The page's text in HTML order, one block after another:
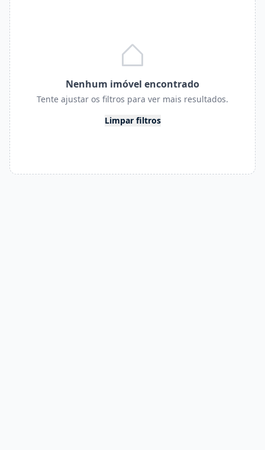
Nenhum imóvel encontrado
Tente ajustar os filtros para ver mais resultados.
Limpar filtros